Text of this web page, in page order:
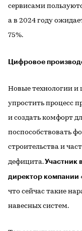
сервисами
а в 2024 году
75%.
Цифровое
Новые технологии и
упростить процесс
и создать комфорт
поспособствовать
строительства и
дефицита.Участник
директор компании
что сейчас такие
навесных систем.